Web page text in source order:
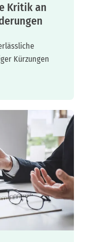
Kritik an
Kürzungen